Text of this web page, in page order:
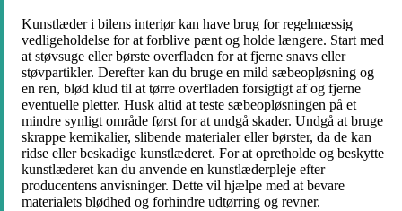
Kunstlæder i bilens interiør kan have brug for regelmæssig
vedligeholdelse for at forblive pænt og holde længere. Start med
at støvsuge eller børste overfladen for at fjerne snavs eller
støvpartikler. Derefter kan du bruge en mild sæbeopløsning og
en ren, blød klud til at tørre overfladen forsigtigt af og fjerne
eventuelle pletter. Husk altid at teste sæbeopløsningen på et
mindre synligt område først for at undgå skader. Undgå at bruge
skrappe kemikalier, slibende materialer eller børster, da de kan
ridse eller beskadige kunstlæderet. For at opretholde og beskytte
kunstlæderet kan du anvende en kunstlæderpleje efter
producentens anvisninger. Dette vil hjælpe med at bevare
materialets blødhed og forhindre udtørring og revner.